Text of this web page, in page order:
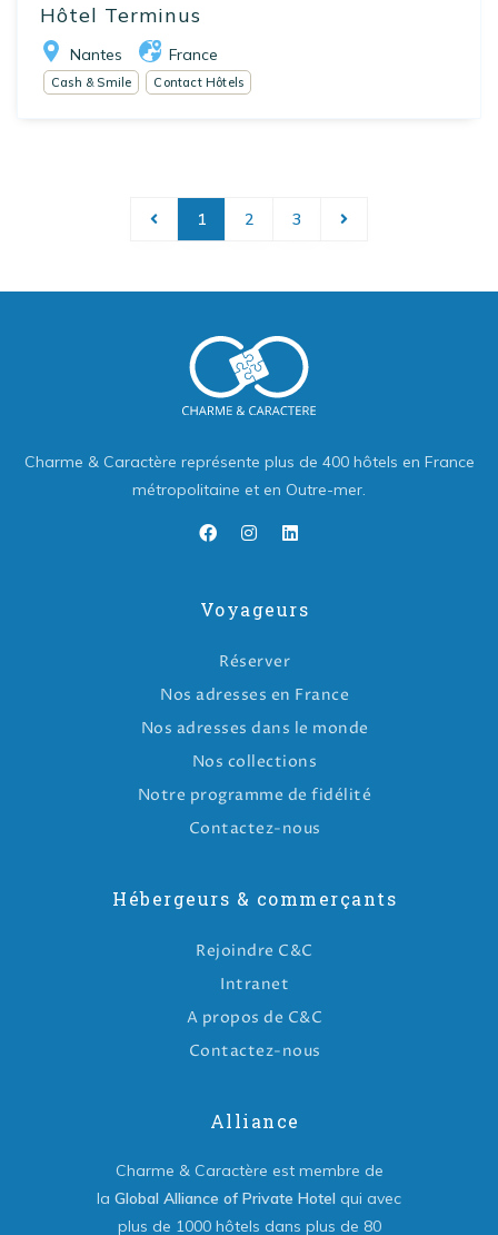
Hôtel Terminus
Nantes France
Cash & Smile Contact Hôtels
1 2 3
Charme & Caractère représente plus de 400 hôtels en France
métropolitaine et en Outre-mer.
Voyageurs
Réserver
Nos adresses en France
Nos adresses dans le monde
Nos collections
Notre programme de fidélité
Contactez-nous
Hébergeurs & commerçants
Rejoindre C&C
Intranet
A propos de C&C
Contactez-nous
Alliance
Charme & Caractère est membre de
la Global Alliance of Private Hotel qui avec
plus de 1000 hôtels dans plus de 80